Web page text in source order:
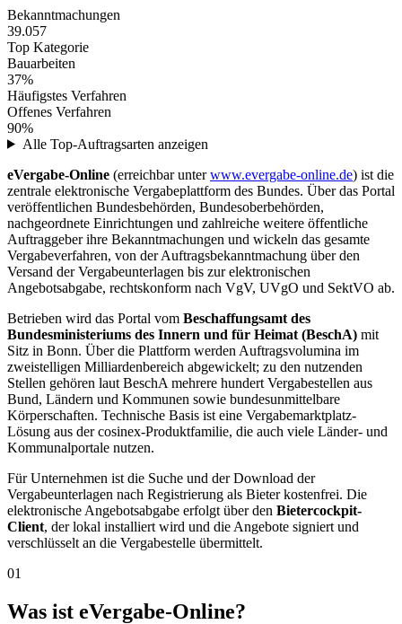
Bekanntmachungen
39.057
Top Kategorie
Bauarbeiten
37%
Häufigstes Verfahren
Offenes Verfahren
90%
Alle Top-Auftragsarten anzeigen
eVergabe-Online (erreichbar unterwww.evergabe-online.de) ist die
zentrale elektronische Vergabeplattform des Bundes. Über das Portal
veröffentlichen Bundesbehörden, Bundesoberbehörden,
nachgeordnete Einrichtungen und zahlreiche weitere öffentliche
Auftraggeber ihre Bekanntmachungen und wickeln das gesamte
Vergabeverfahren, von der Auftragsbekanntmachung über den
Versand der Vergabeunterlagen bis zur elektronischen
Angebotsabgabe, rechtskonform nach VgV, UVgO und SektVO ab.
Betrieben wird das Portal vom Beschaffungsamt des
Bundesministeriums des Innern und für Heimat (BeschA) mit
Sitz in Bonn. Über die Plattform werden Auftragsvolumina im
zweistelligen Milliardenbereich abgewickelt; zu den nutzenden
Stellen gehören laut BeschA mehrere hundert Vergabestellen aus
Bund, Ländern und Kommunen sowie bundesunmittelbare
Körperschaften. Technische Basis ist eine Vergabemarktplatz-
Lösung aus der cosinex-Produktfamilie, die auch viele Länder- und
Kommunalportale nutzen.
Für Unternehmen ist die Suche und der Download der
Vergabeunterlagen nach Registrierung als Bieter kostenfrei. Die
elektronische Angebotsabgabe erfolgt über den Bietercockpit-
Client, der lokal installiert wird und die Angebote signiert und
verschlüsselt an die Vergabestelle übermittelt.
01
Was ist eVergabe-Online?